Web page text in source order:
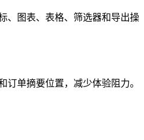
、图表、表格、筛选器和导出操
订单摘要位置，减少体验阻力。